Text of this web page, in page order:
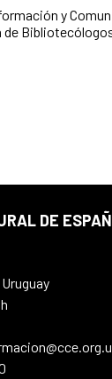
y
DE